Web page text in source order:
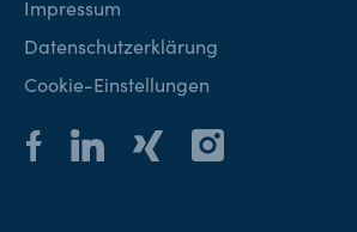
Kontakt
Impressum
Datenschutzerklärung
Cookie-Einstellungen